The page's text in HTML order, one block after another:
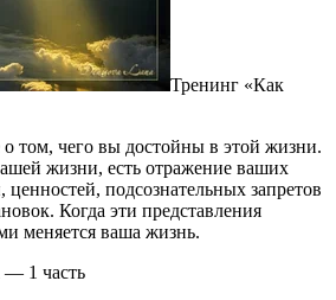
Тренинг «Как
о том, чего вы достойны в этой жизни.
жизни, есть отражение ваших
подсознательных запретов
Когда эти представления
меняется ваша жизнь.
— 1 часть